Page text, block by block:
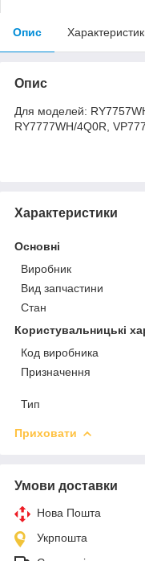
Опис
Опис
Для моделей:
RY7777WH/4Q0R,
Характеристики
Основні
Виробник
Вид запчастини
Стан
Користувальницькі
Код виробника
Призначення
Тип
Приховати
Умови доставки
Нова Пошта
Укрпошта